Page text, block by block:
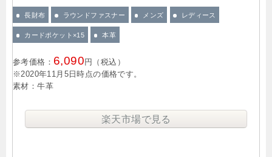
長財布 ラウンドファスナー メンズ レディース
カードポケット×15 本革
参考価格： 6,090 円（税込）
※2020年11月5日時点の価格です。
素材：牛革
楽天市場で見る